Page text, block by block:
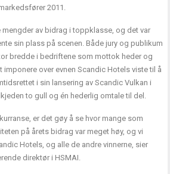
2011.
av bidrag i toppklasse, og det var
sin plass på scenen. Både jury og publikum
bredde i bedriftene som mottok heder og
over evnen Scandic Hotels viste til å
i sin lansering av Scandic Vulkan i
to gull og én hederlig omtale til del.
er det gøy å se hvor mange som
på årets bidrag var meget høy, og vi
Hotels, og alle de andre vinnerne, sier
direktør i HSMAI.